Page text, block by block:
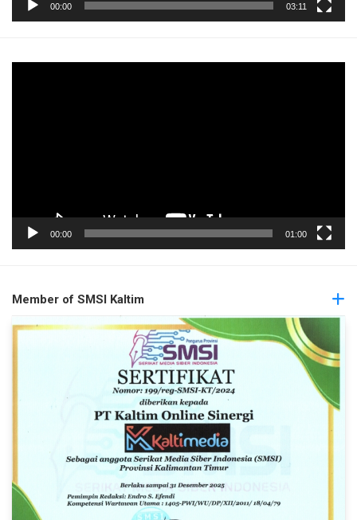
00:00 03:11
00:00 01:00
Member of SMSI Kaltim